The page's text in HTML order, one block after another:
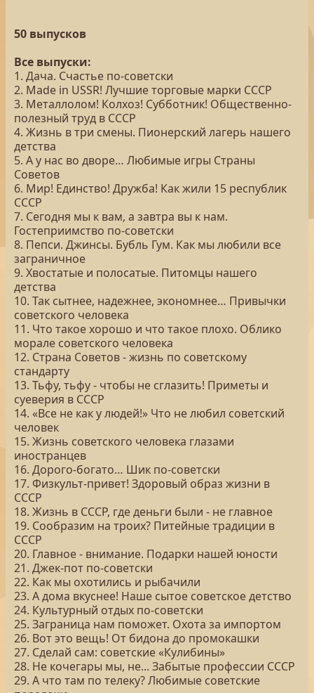
50 выпусков
Все выпуски:
1. Дача. Счастье по-советски
2. Made in USSR! Лучшие торговые марки СССР
3. Металлолом! Колхоз! Субботник! Общественно-
полезный труд в СССР
4. Жизнь в три смены. Пионерский лагерь нашего
детства
5. А у нас во дворе… Любимые игры Страны
Советов
6. Мир! Единство! Дружба! Как жили 15 республик
СССР
7. Сегодня мы к вам, а завтра вы к нам.
Гостеприимство по-советски
8. Пепси. Джинсы. Бубль Гум. Как мы любили все
заграничное
9. Хвостатые и полосатые. Питомцы нашего
детства
10. Так сытнее, надежнее, экономнее… Привычки
советского человека
11. Что такое хорошо и что такое плохо. Облико
морале советского человека
12. Страна Советов - жизнь по советскому
стандарту
13. Тьфу, тьфу - чтобы не сглазить! Приметы и
суеверия в СССР
14. «Все не как у людей!» Что не любил советский
человек
15. Жизнь советского человека глазами
иностранцев
16. Дорого-богато… Шик по-советски
17. Физкульт-привет! Здоровый образ жизни в
СССР
18. Жизнь в СССР, где деньги были - не главное
19. Сообразим на троих? Питейные традиции в
СССР
20. Главное - внимание. Подарки нашей юности
21. Джек-пот по-советски
22. Как мы охотились и рыбачили
23. А дома вкуснее! Наше сытое советское детство
24. Культурный отдых по-советски
25. Заграница нам поможет. Охота за импортом
26. Вот это вещь! От бидона до промокашки
27. Сделай сам: советские «Кулибины»
28. Не кочегары мы, не... Забытые профессии СССР
29. А что там по телеку? Любимые советские